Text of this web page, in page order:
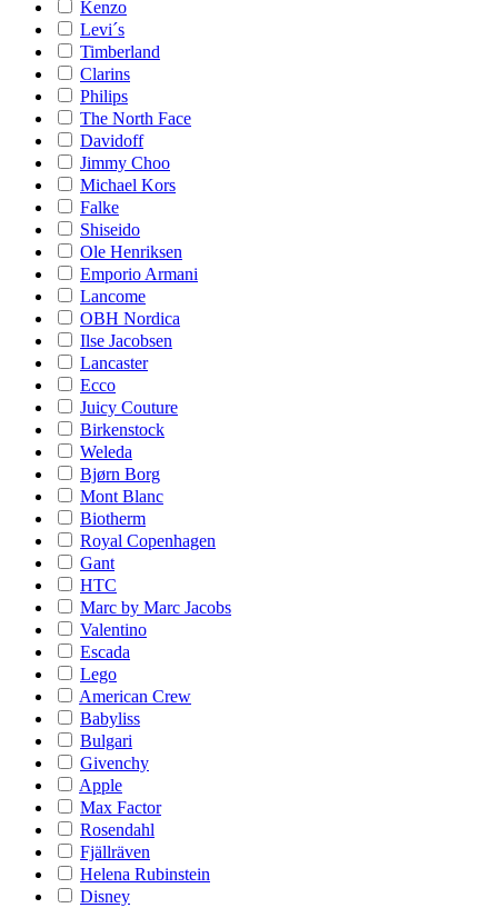
Kenzo
Levi´s
Timberland
Clarins
Philips
The North Face
Davidoff
Jimmy Choo
Michael Kors
Falke
Shiseido
Ole Henriksen
Emporio Armani
Lancome
OBH Nordica
Ilse Jacobsen
Lancaster
Ecco
Juicy Couture
Birkenstock
Weleda
Bjørn Borg
Mont Blanc
Biotherm
Royal Copenhagen
Gant
HTC
Marc by Marc Jacobs
Valentino
Escada
Lego
American Crew
Babyliss
Bulgari
Givenchy
Apple
Max Factor
Rosendahl
Fjällräven
Helena Rubinstein
Disney